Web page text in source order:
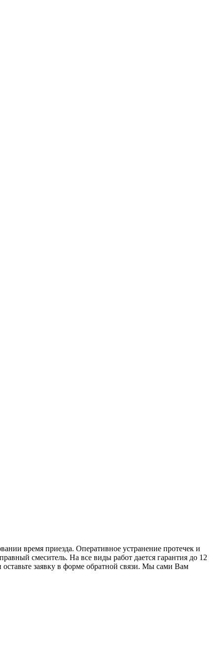
время приезда. Оперативное устранение протечек и
смеситель. На все виды работ дается гарантия до 12
заявку в форме обратной связи. Мы сами Вам